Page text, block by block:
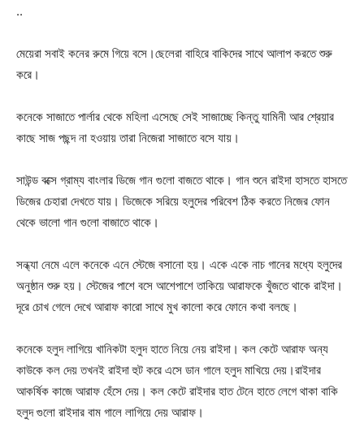
..
মেয়েরা সবাই কনের রুমে গিয়ে বসে।ছেলেরা বাহিরে বাকিদের সাথে আলাপ করতে শুরু
করে।
কনেকে সাজাতে পার্লার থেকে মহিলা এসেছে সেই সাজাচ্ছে কিন্তু যামিনী আর শ্রেয়ার
কাছে সাজ পছন্দ না হওয়ায় তারা নিজেরা সাজাতে বসে যায়।
সাউন্ড বক্সে গ্রাম্য বাংলার ডিজে গান গুলো বাজতে থাকে। গান শুনে রাইদা হাসতে হাসতে
ডিজের চেহারা দেখতে যায়। ডিজেকে সরিয়ে হলুদের পরিবেশ ঠিক করতে নিজের ফোন
থেকে ভালো গান গুলো বাজাতে থাকে।
সন্ধ্যা নেমে এলে কনেকে এনে স্টেজে বসানো হয়। একে একে নাচ গানের মধ্যে হলুদের
অনুষ্ঠান শুরু হয়। স্টেজের পাশে বসে আশেপাশে তাকিয়ে আরাফকে খুঁজতে থাকে রাইদা।
দূরে চোখ গেলে দেখে আরাফ কারো সাথে মুখ কালো করে ফোনে কথা বলছে।
কনেকে হলুদ লাগিয়ে খানিকটা হলুদ হাতে নিয়ে নেয় রাইদা। কল কেটে আরাফ অন্য
কাউকে কল দেয় তখনই রাইদা হুট করে এসে ডান গালে হলুদ মাখিয়ে দেয়।রাইদার
আকর্ষিক কাজে আরাফ হেঁসে দেয়। কল কেটে রাইদার হাত টেনে হাতে লেগে থাকা বাকি
হলুদ গুলো রাইদার বাম গালে লাগিয়ে দেয় আরাফ।